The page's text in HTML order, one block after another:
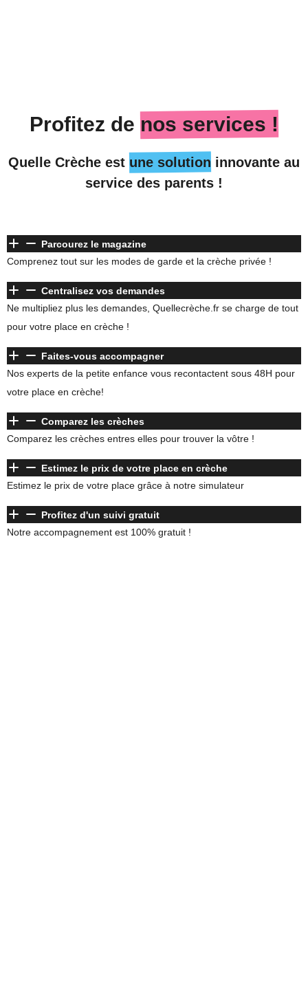
Profitez de nos services !
Quelle Crèche est une solution innovante au
service des parents !
Parcourez le magazine
Comprenez tout sur les modes de garde et la crèche privée !
Centralisez vos demandes
Ne multipliez plus les demandes, Quellecrèche.fr se charge de tout
pour votre place en crèche !
Faites-vous accompagner
Nos experts de la petite enfance vous recontactent sous 48H pour
votre place en crèche!
Comparez les crèches
Comparez les crèches entres elles pour trouver la vôtre !
Estimez le prix de votre place en crèche
Estimez le prix de votre place grâce à notre simulateur
Profitez d'un suivi gratuit
Notre accompagnement est 100% gratuit !